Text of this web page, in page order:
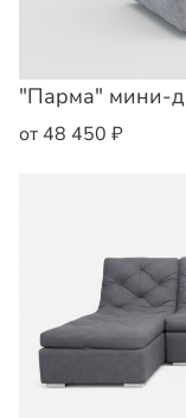
"Парма" мини-
от 48 450 ₽